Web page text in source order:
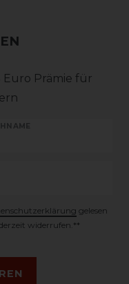
Prämie für
gelesen
widerrufen.**